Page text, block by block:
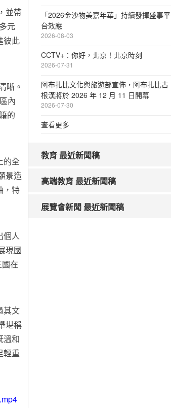
並帶
元
彼此
晰。
內
的
的全
景造
，特
個人
現國
在
其文
堪稱
溫和
輕重
「2026金沙物美嘉年華」持續發揮盛事平
台效應
2026-08-03
CCTV+：你好，北京！北京時刻
2026-07-31
阿布扎比文化與旅遊部宣佈，阿布扎比古
根漢將於 2026 年 12 月 11 日開幕
2026-07-30
查看更多
教育 最近新聞稿
高端教育 最近新聞稿
展覽會新聞 最近新聞稿